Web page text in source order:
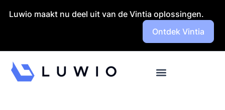
Luwio maakt nu deel uit van de Vintia oplossingen.
Ontdek Vintia